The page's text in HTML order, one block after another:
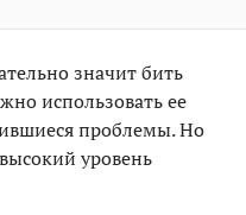
значит бить
использовать ее
проблемы. Но
уровень